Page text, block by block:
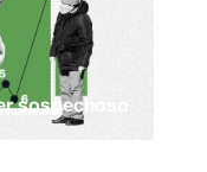
sospechoso